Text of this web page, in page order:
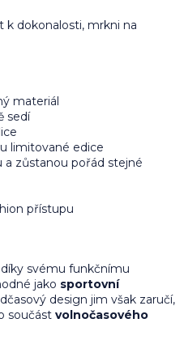
k dokonalosti, mrkni na
materiál
sedí
limitované edice
a zůstanou pořád stejné
přístupu
svému funkčnímu
jako sportovní
design jim však zaručí,
součást volnočasového